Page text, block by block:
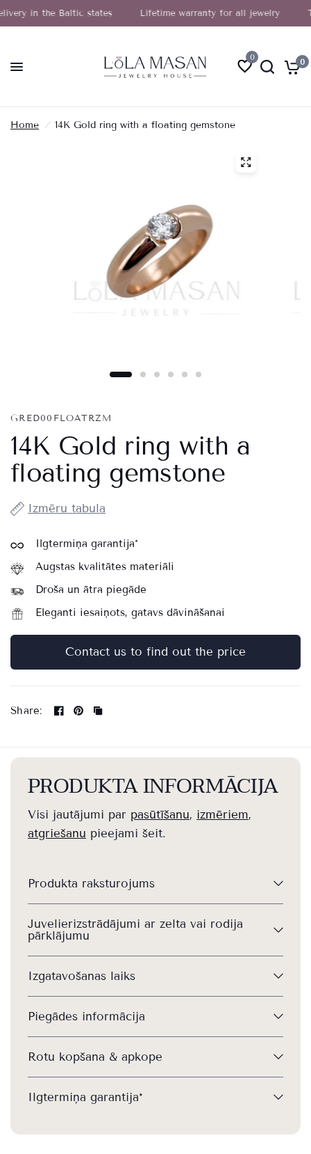
in the Baltic states Lifetime warranty for all jewelry
0 0
Home / 14K Gold ring with a floating gemstone
GRED00FLOATRZM
14K Gold ring with a
floating gemstone
Izmēru tabula
Ilgtermiņa garantija*
Augstas kvalitātes materiāli
Droša un ātra piegāde
Eleganti iesaiņots, gatavs dāvināšanai
Contact us to find out the price
Share:
PRODUKTA INFORMĀCIJA
Visi jautājumi par pasūtīšanu, izmēriem,
atgriešanu pieejami šeit.
Produkta raksturojums
Juvelierizstrādājumi ar zelta vai rodija
pārklājumu
Izgatavošanas laiks
Piegādes informācija
Rotu kopšana & apkope
Ilgtermiņa garantija*